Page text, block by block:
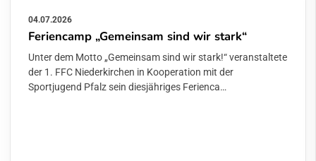
04.07.2026
Feriencamp „Gemeinsam sind wir stark“
Unter dem Motto „Gemeinsam sind wir stark!“ veranstaltete
der 1. FFC Niederkirchen in Kooperation mit der
Sportjugend Pfalz sein diesjähriges Ferienca…